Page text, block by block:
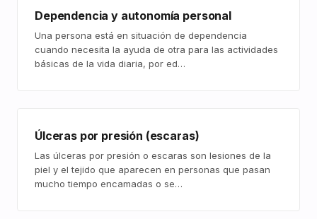
Dependencia y autonomía personal
Una persona está en situación de dependencia
cuando necesita la ayuda de otra para las actividades
básicas de la vida diaria, por ed…
Úlceras por presión (escaras)
Las úlceras por presión o escaras son lesiones de la
piel y el tejido que aparecen en personas que pasan
mucho tiempo encamadas o se…